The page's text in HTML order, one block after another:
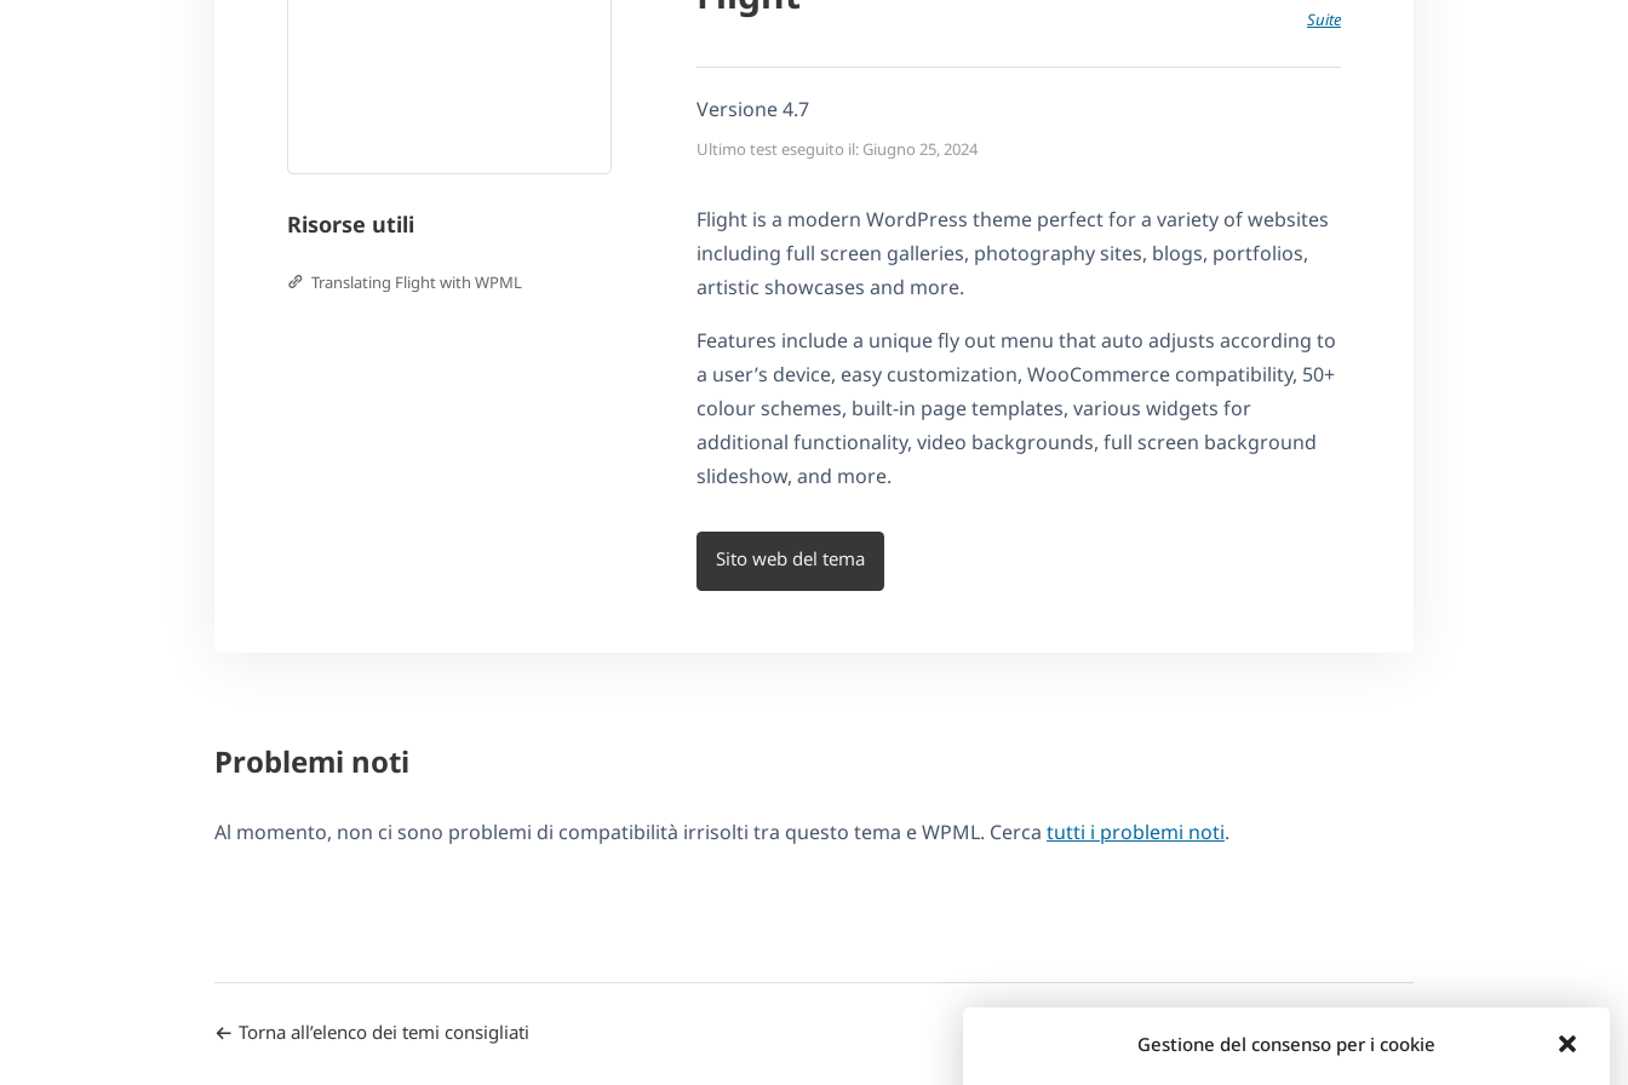
Gestione del consenso per i cookie
Risorse utili
Translating Flight with WPML
Suite
Versione 4.7
Ultimo test eseguito il: Giugno 25, 2024
Flight is a modern WordPress theme perfect for a variety of websites
including full screen galleries, photography sites, blogs, portfolios,
artistic showcases and more.
Features include a unique fly out menu that auto adjusts according to
a user’s device, easy customization, WooCommerce compatibility, 50+
colour schemes, built-in page templates, various widgets for
additional functionality, video backgrounds, full screen background
slideshow, and more.
Sito web del tema
Problemi noti
Al momento, non ci sono problemi di compatibilità irrisolti tra questo tema e WPML. Cerca tutti i problemi noti.
Torna all’elenco dei temi consigliati